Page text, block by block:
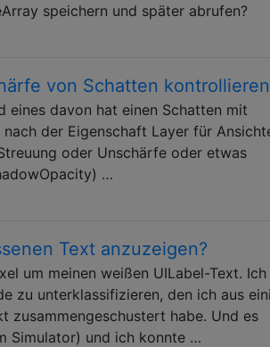
speichern und später abrufen?
von Schatten
eines davon hat einen Schatten mit
der Eigenschaft Layer für
oder Unschärfe oder etwas
…
Text anzuzeigen?
um meinen weißen UILabel-Text. Ich
zu unterklassifizieren, den ich aus
zusammengeschustert habe. Und es
Simulator) und ich konnte …